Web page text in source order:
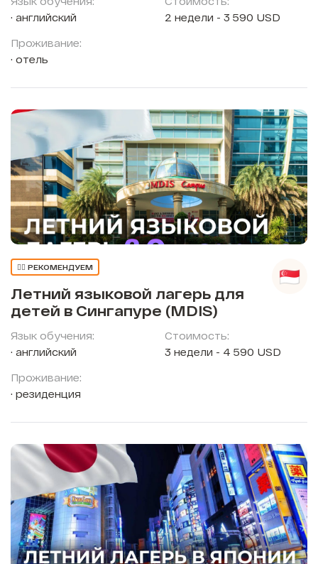
английский
Проживание:
отель
2 недели - 3 590 USD
👍🏼 РЕКОМЕНДУЕМ
Летний языковой лагерь для
детей в Сингапуре (MDIS)
Язык обучения:
английский
Проживание:
резиденция
Стоимость:
3 недели - 4 590 USD